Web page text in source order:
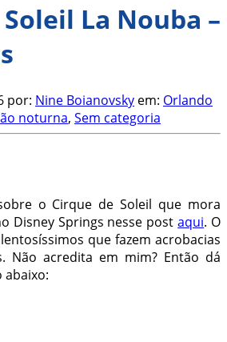
La Nouba –
por: Nine Boianovsky em: Orlando
noturna, Sem categoria
o Cirque de Soleil que mora
Disney Springs nesse postaqui. O
que fazem acrobacias
Não acredita em mim? Então dá
abaixo: